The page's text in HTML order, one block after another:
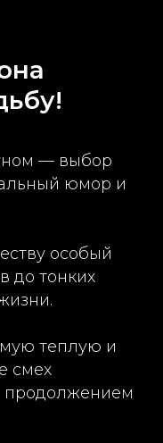
— выбор
юмор и
особый
до тонких
теплую и
смех
продолжением